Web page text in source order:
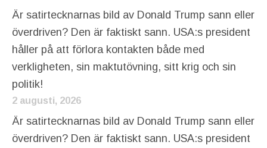
Är satirtecknarnas bild av Donald Trump sann eller
överdriven? Den är faktiskt sann. USA:s president
håller på att förlora kontakten både med
verkligheten, sin maktutövning, sitt krig och sin
politik!
2 augusti, 2026
Är satirtecknarnas bild av Donald Trump sann eller
överdriven? Den är faktiskt sann. USA:s president